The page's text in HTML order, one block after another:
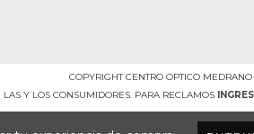
COPYRIGHT CENTRO OPTICO
LAS Y LOS CONSUMIDORES. PARA RECLAMOS